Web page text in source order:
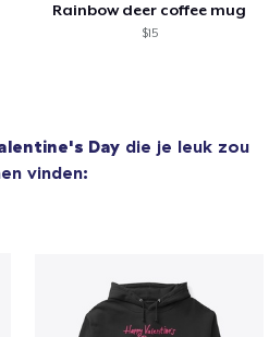
Rainbow deer coffee mug
$15
Daydie je leuk zou
vinden: